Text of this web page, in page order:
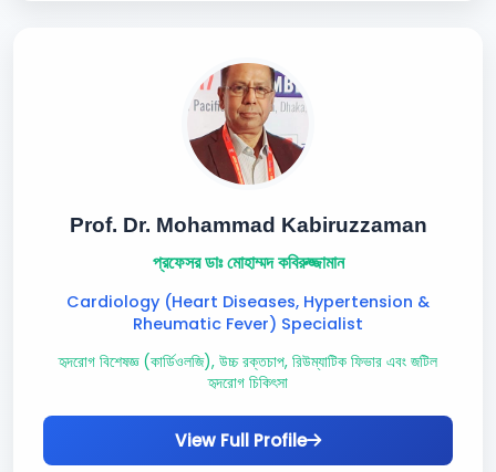
Prof. Dr. Mohammad Kabiruzzaman
প্রফেসর ডাঃ মোহাম্মদ কবিরুজ্জামান
Cardiology (Heart Diseases, Hypertension &
Rheumatic Fever) Specialist
হৃদরোগ বিশেষজ্ঞ (কার্ডিওলজি), উচ্চ রক্তচাপ, রিউম্যাটিক ফিভার এবং জটিল
হৃদরোগ চিকিৎসা
View Full Profile